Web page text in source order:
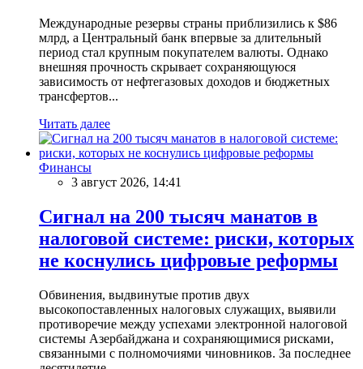
Международные резервы страны приблизились к $86
млрд, а Центральный банк впервые за длительный
период стал крупным покупателем валюты. Однако
внешняя прочность скрывает сохраняющуюся
зависимость от нефтегазовых доходов и бюджетных
трансфертов...
Читать далее
Финансы
3 август 2026, 14:41
Сигнал на 200 тысяч манатов в
налоговой системе: риски, которых
не коснулись цифровые реформы
Обвинения, выдвинутые против двух
высокопоставленных налоговых служащих, выявили
противоречие между успехами электронной налоговой
системы Азербайджана и сохраняющимися рисками,
связанными с полномочиями чиновников. За последнее